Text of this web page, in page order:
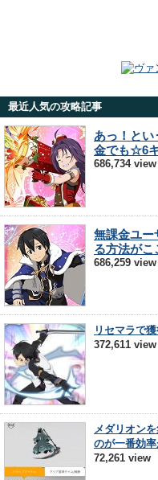
最近人気の攻略記事
あっ！と
金でも☆6
686,734 view
無課金ユー
る方法がこ
686,259 view
リセマラで
372,611 view
メダリオン
のが一番効率
72,261 view